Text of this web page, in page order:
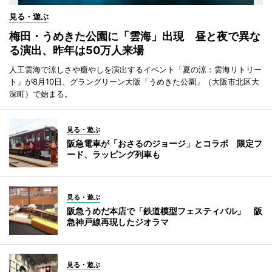
見る・遊ぶ
梅田・うめきた公園に「雲海」出現 昼と夜で異な
る演出、昨年は50万人来場
人工雲海で涼しさや癒やしを演出するイベント「夏の涼：雲海リトリー
ト」が8月10日、グラングリーン大阪「うめきた公園」（大阪市北区大
深町）で始まる。
見る・遊ぶ
阪急電車が「おさるのジョージ」とコラボ 限定フ
ード、ラッピング列車も
見る・遊ぶ
阪急うめだ本店で「鉄道模型フェスティバル」 阪
急神戸線再現したジオラマ
見る・遊ぶ